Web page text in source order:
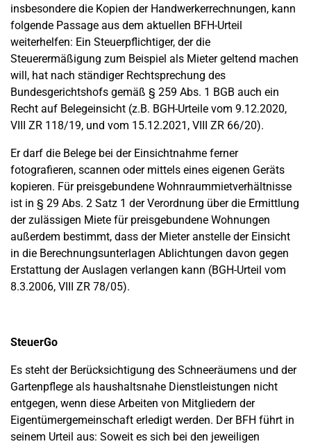
insbesondere die Kopien der Handwerkerrechnungen, kann
folgende Passage aus dem aktuellen BFH-Urteil
weiterhelfen: Ein Steuerpflichtiger, der die
Steuerermäßigung zum Beispiel als Mieter geltend machen
will, hat nach ständiger Rechtsprechung des
Bundesgerichtshofs gemäß § 259 Abs. 1 BGB auch ein
Recht auf Belegeinsicht (z.B. BGH-Urteile vom 9.12.2020,
VIII ZR 118/19, und vom 15.12.2021, VIII ZR 66/20).
Er darf die Belege bei der Einsichtnahme ferner
fotografieren, scannen oder mittels eines eigenen Geräts
kopieren. Für preisgebundene Wohnraummietverhältnisse
ist in § 29 Abs. 2 Satz 1 der Verordnung über die Ermittlung
der zulässigen Miete für preisgebundene Wohnungen
außerdem bestimmt, dass der Mieter anstelle der Einsicht
in die Berechnungsunterlagen Ablichtungen davon gegen
Erstattung der Auslagen verlangen kann (BGH-Urteil vom
8.3.2006, VIII ZR 78/05).
SteuerGo
Es steht der Berücksichtigung des Schneeräumens und der
Gartenpflege als haushaltsnahe Dienstleistungen nicht
entgegen, wenn diese Arbeiten von Mitgliedern der
Eigentümergemeinschaft erledigt werden. Der BFH führt in
seinem Urteil aus: Soweit es sich bei den jeweiligen